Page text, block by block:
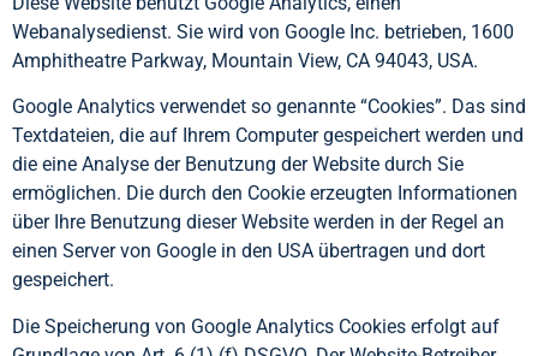
Webanalysedienst. Sie wird von Google Inc. betrieben, 1600
Amphitheatre Parkway, Mountain View, CA 94043, USA.
Google Analytics verwendet so genannte “Cookies”. Das sind
Textdateien, die auf Ihrem Computer gespeichert werden und
die eine Analyse der Benutzung der Website durch Sie
ermöglichen. Die durch den Cookie erzeugten Informationen
über Ihre Benutzung dieser Website werden in der Regel an
einen Server von Google in den USA übertragen und dort
gespeichert.
Die Speicherung von Google Analytics Cookies erfolgt auf